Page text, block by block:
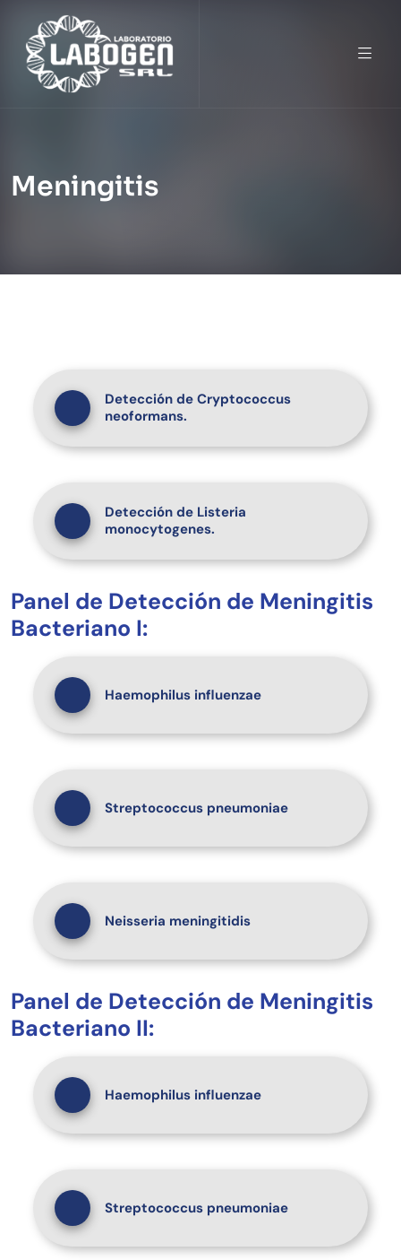
Meningitis
Detección de Cryptococcus
neoformans.
Detección de Listeria
monocytogenes.
Panel de Detección de Meningitis
Bacteriano I:
Haemophilus influenzae
Streptococcus pneumoniae
Neisseria meningitidis
Panel de Detección de Meningitis
Bacteriano II:
Haemophilus influenzae
Streptococcus pneumoniae